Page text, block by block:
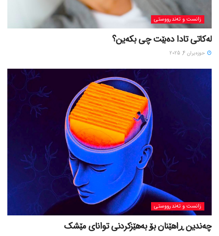
زانست و تەندرووستی
لەکاتی تادا دەبێت چی بکەین؟
حوزه‌یران 4, 2025
زانست و تەندرووستی
چەندین ڕاهێنان بۆ بەهێزکردنی توانای مێشک